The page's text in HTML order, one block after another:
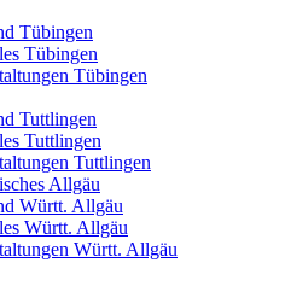
Tübingen
Tübingen
Tübingen
Tuttlingen
Tuttlingen
Tuttlingen
Allgäu
Württ. Allgäu
Württ. Allgäu
Württ. Allgäu